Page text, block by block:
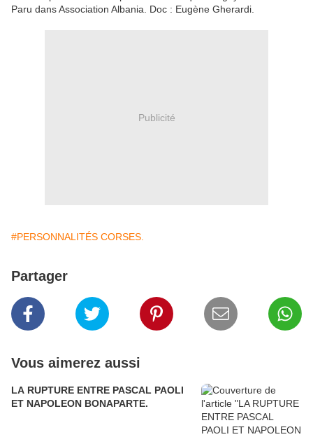
Paru dans Association Albania. Doc : Eugène Gherardi.
Publicité
#PERSONNALITÉS CORSES.
Partager
Vous aimerez aussi
LA RUPTURE ENTRE PASCAL PAOLI
ET NAPOLEON BONAPARTE.